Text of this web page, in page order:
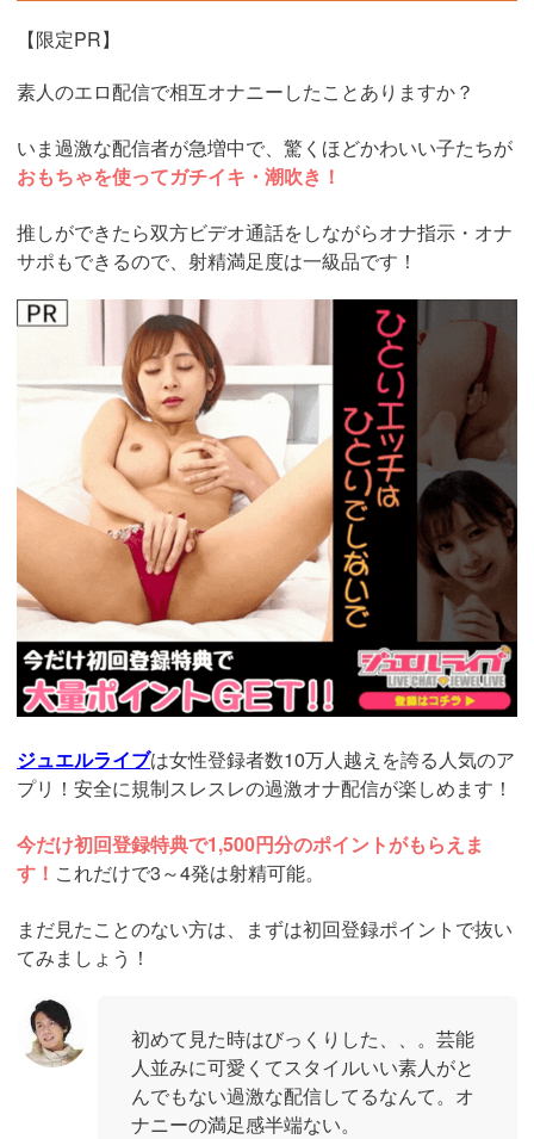
【限定PR】
素人のエロ配信で相互オナニーしたことありますか？
いま過激な配信者が急増中で、驚くほどかわいい子たちが
おもちゃを使ってガチイキ・潮吹き！
推しができたら双方ビデオ通話をしながらオナ指示・オナ
サポもできるので、射精満足度は一級品です！
https://www.j-
live.tv/LiveChat/acs.php?
si=jwchatt&pid=MLA5661_0004&pa=lp40.php
ジュエルライブは女性登録者数10万人越えを誇る人気のア
プリ！安全に規制スレスレの過激オナ配信が楽しめます！
今だけ初回登録特典で1,500円分のポイントがもらえま
す！ これだけで3～4発は射精可能。
まだ見たことのない方は、まずは初回登録ポイントで抜い
てみましょう！
初めて見た時はびっくりした、、。芸能
人並みに可愛くてスタイルいい素人がと
んでもない過激な配信してるなんて。オ
ナニーの満足感半端ない。